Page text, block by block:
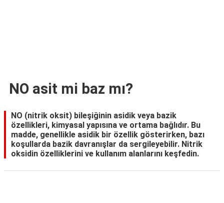
NO asit mi baz mı?
NO (nitrik oksit) bileşiğinin asidik veya bazik
özellikleri, kimyasal yapısına ve ortama bağlıdır. Bu
madde, genellikle asidik bir özellik gösterirken, bazı
koşullarda bazik davranışlar da sergileyebilir. Nitrik
oksidin özelliklerini ve kullanım alanlarını keşfedin.